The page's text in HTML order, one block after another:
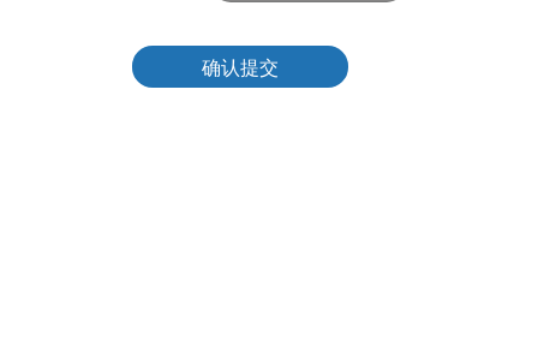
确认提交